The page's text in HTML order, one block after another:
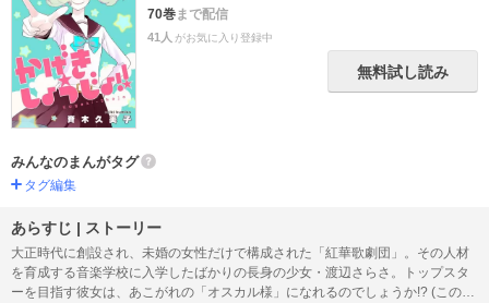
70巻まで配信
41人 がお気に入り登録中
無料試し読み
みんなのまんがタグ
タグ編集
あらすじ | ストーリー
大正時代に創設され、未婚の女性だけで構成された「紅華歌劇団」。その人材
を育成する音楽学校に入学したばかりの長身の少女・渡辺さらさ。トップスタ
ーを目指す彼女は、あこがれの「オスカル様」になれるのでしょうか!? (この話